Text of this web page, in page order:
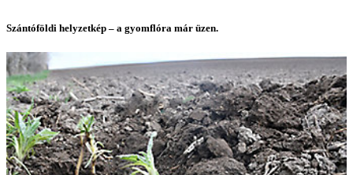
Szántóföldi helyzetkép – a gyomflóra már üzen.